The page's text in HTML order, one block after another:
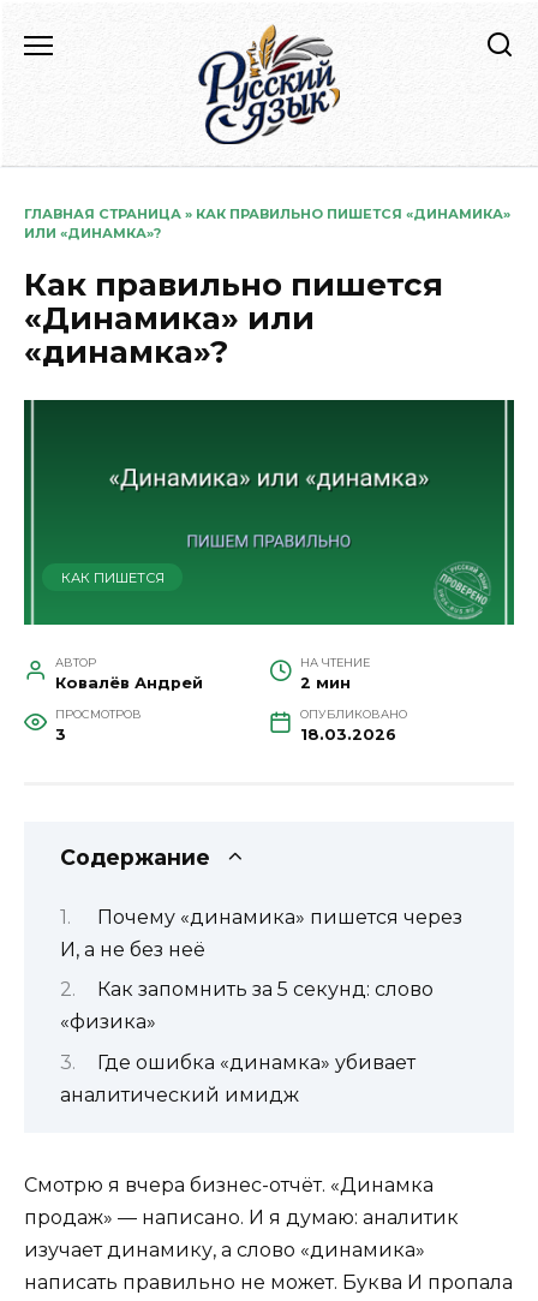
содержанию
ГЛАВНАЯ СТРАНИЦА » КАК ПРАВИЛЬНО ПИШЕТСЯ «ДИНАМИКА»
ИЛИ «ДИНАМКА»?
Как правильно пишется
«Динамика» или
«динамка»?
КАК ПИШЕТСЯ
АВТОР
Ковалёв Андрей
НА ЧТЕНИЕ
2 мин
ПРОСМОТРОВ
3
ОПУБЛИКОВАНО
18.03.2026
Содержание
Почему «динамика» пишется через
И, а не без неё
Как запомнить за 5 секунд: слово
«физика»
Где ошибка «динамка» убивает
аналитический имидж
Смотрю я вчера бизнес-отчёт. «Динамка
продаж» — написано. И я думаю: аналитик
изучает динамику, а слово «динамика»
написать правильно не может. Буква И пропала